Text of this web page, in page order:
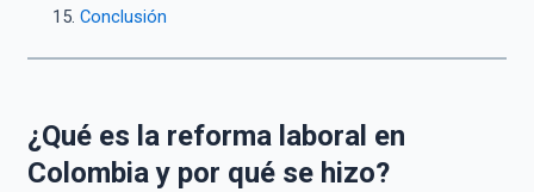
Conclusión
¿Qué es la reforma laboral en
Colombia y por qué se hizo?